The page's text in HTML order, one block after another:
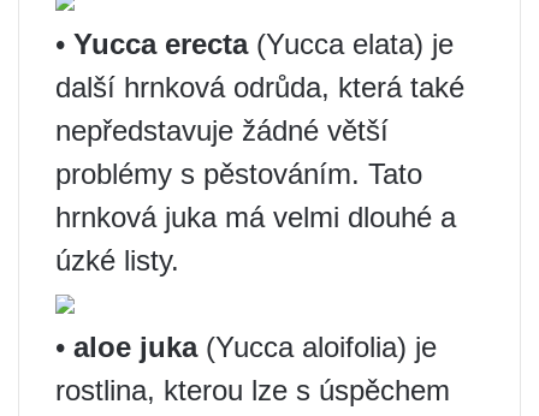
• Yucca erecta(Yucca elata) je
další hrnková odrůda, která také
nepředstavuje žádné větší
problémy s pěstováním. Tato
hrnková juka má velmi dlouhé a
úzké listy.
• aloe juka(Yucca aloifolia) je
rostlina, kterou lze s úspěchem